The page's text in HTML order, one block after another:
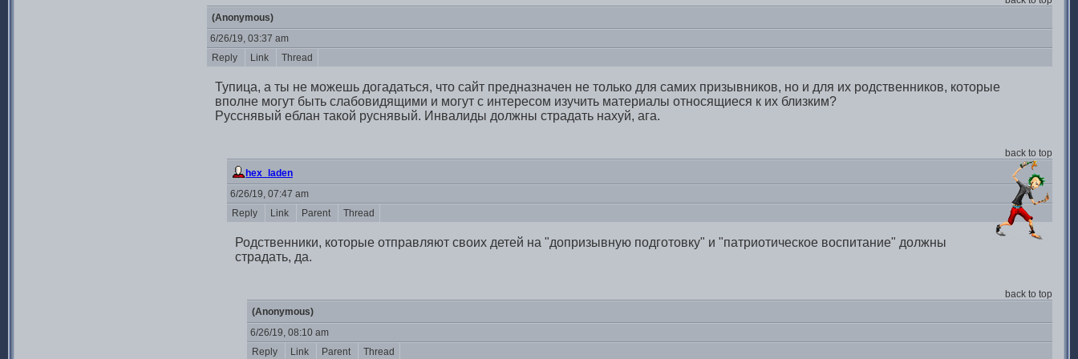
(Anonymous)
6/26/19, 03:37 am
Reply
Link Thread
Тупица, а ты не можешь догадаться, что сайт предназначен не только для самих призывников, но и для их родственников, которые
вполне могут быть слабовидящими и могут с интересом изучить материалы относящиеся к их близким?
Русснявый еблан такой руснявый. Инвалиды должны страдать нахуй, ага.
back to top
hex_laden
6/26/19, 07:47 am
Reply
Link Parent Thread
Родственники, которые отправляют своих детей на "допризывную подготовку" и "патриотическое воспитание" должны
страдать, да.
back to top
(Anonymous)
6/26/19, 08:10 am
Reply
Link Parent Thread